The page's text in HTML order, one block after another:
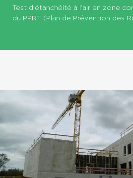
Test d’étanchéité à l’air en zone
du PPRT (Plan de Prévention des